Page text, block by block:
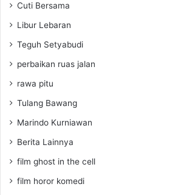
Cuti Bersama
Libur Lebaran
Teguh Setyabudi
perbaikan ruas jalan
rawa pitu
Tulang Bawang
Marindo Kurniawan
Berita Lainnya
film ghost in the cell
film horor komedi